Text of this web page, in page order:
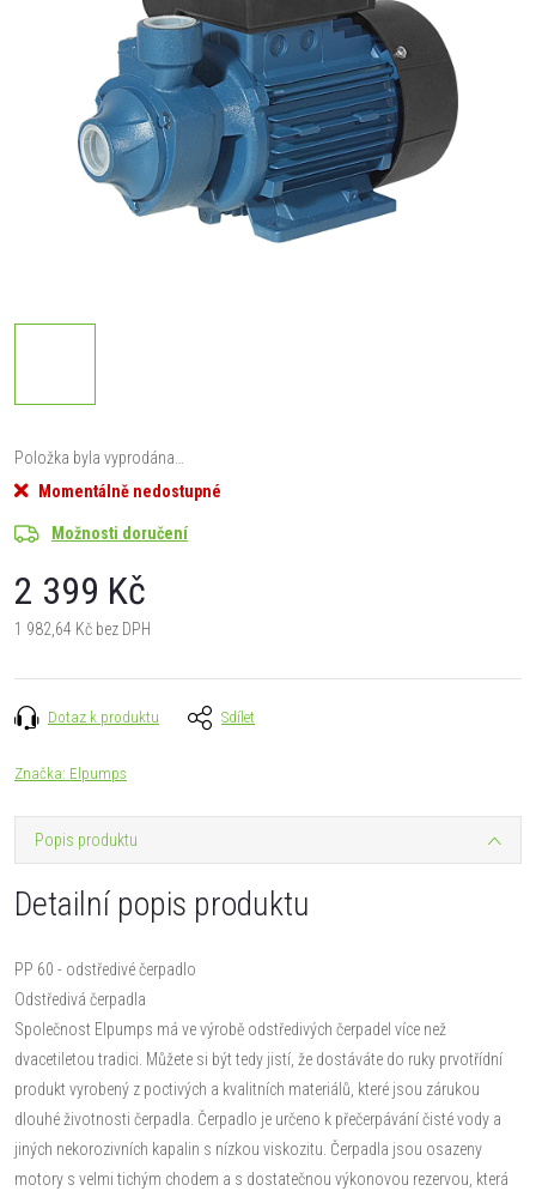
Položka byla vyprodána…
Momentálně nedostupné
Možnosti doručení
2 399 Kč
1 982,64 Kč bez DPH
cena:
Dotaz k produktu Sdílet
Značka: Elpumps
Popis produktu
Detailní popis produktu
PP 60 - odstředivé čerpadlo
Odstředivá čerpadla
Společnost Elpumps má ve výrobě odstředivých čerpadel více než
dvacetiletou tradici. Můžete si být tedy jistí, že dostáváte do ruky prvotřídní
produkt vyrobený z poctivých a kvalitních materiálů, které jsou zárukou
dlouhé životnosti čerpadla. Čerpadlo je určeno k přečerpávání čisté vody a
jiných nekorozivních kapalin s nízkou viskozitu. Čerpadla jsou osazeny
motory s velmi tichým chodem a s dostatečnou výkonovou rezervou, která